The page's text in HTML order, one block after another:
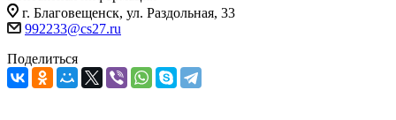
г. Благовещенск, ул. Раздольная, 33
992233@cs27.ru
Поделиться